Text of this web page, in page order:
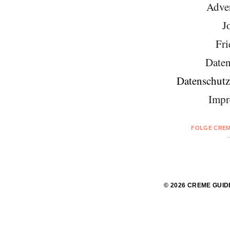
FOLGE
© 2026 CREME